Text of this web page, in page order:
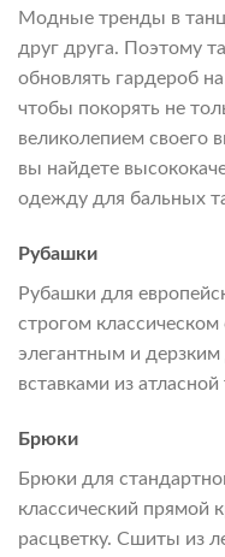
Модные тренды в
друг друга. Поэтому
обновлять гардероб
чтобы покорять не
великолепием своего
вы найдете
одежду для бальных
Рубашки
Рубашки для
строгом
элегантным и
вставками из
Брюки
Брюки для
классический прямой
расцветку. Сшиты из